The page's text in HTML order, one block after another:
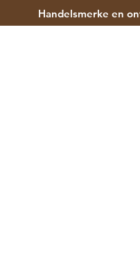
Handelsmerke en